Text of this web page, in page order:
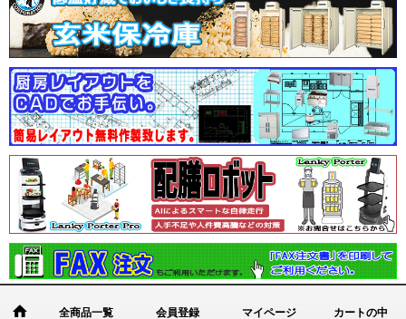
全商品一覧 会員登録 マイページ カートの中